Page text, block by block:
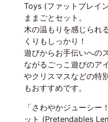
Toys (ファットブレイ
ままごとセット。
木の温もりを感じられ
くりもしっかり！
遊びからお手伝いへの
ながるごっこ遊びのア
やクリスマスなどの特
もおすすめです。
「さわやかジューシー
ット (Pretendables